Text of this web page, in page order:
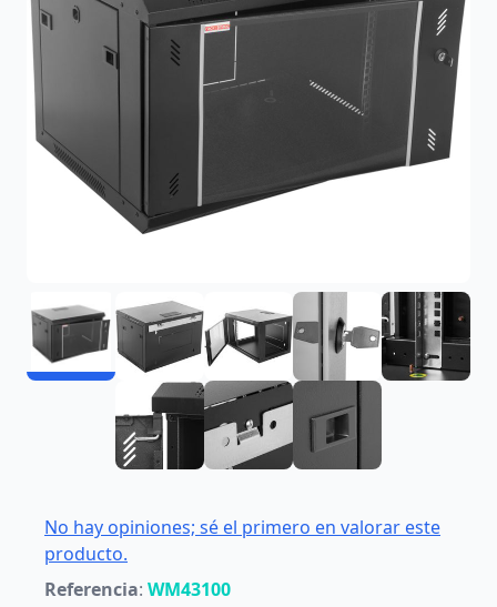
No hay opiniones; sé el primero en valorar este
producto.
Referencia: WM43100